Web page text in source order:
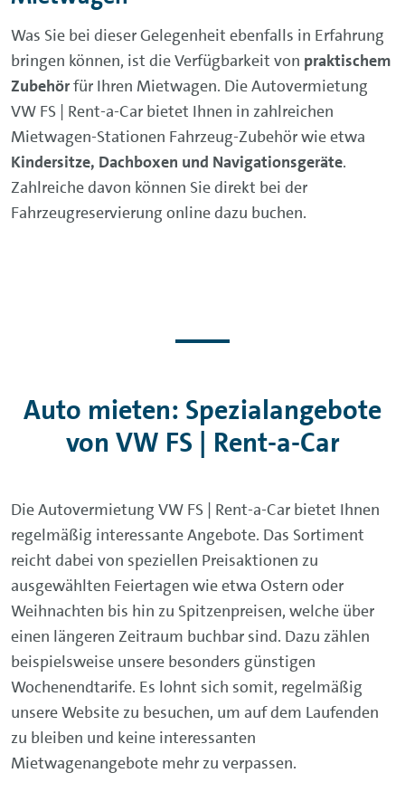
Autovermietung VW FS | Rent-a-Car einen gültigen
Führerschein, einen Ausweis oder Reisepass sowie
eine EC- oder Kreditkarte mitbringen. Vorab
können Sie auch eine gewünschte Abholzeit
vereinbaren und somit entspannt zur Anmietung
aufbrechen.
Fahrzeugschlüssel einem Mitarbeiter vor Ort
Fahrzeug-Rückgabe auch
außerhalb der Öffnungszeiten
Zusätzlich dazu bieten wir Ihnen in zahlreichen
Mietwagen-Stationen die überaus praktische
Möglichkeit an, denMietwagen auch außerhalb der
üblichen Geschäftszeiten zurückzubringen
was Sie dafür tun müssen, ist den Mietwagen am
Rückgabedatum an gewünschter Stelle abzustellen
und die Schlüssel in einen dafür vorgesehen
Nachttresor zu legen. Über die Verfügbarkeit dieses
Was Sie bei dieser Gelegenheit ebenfalls in Erfahrung
bringen können, ist die Verfügbarkeit von praktischem
Zubehörfür Ihren Mietwagen. Die Autovermietung
VW FS | Rent-a-Car bietet Ihnen in zahlreichen
Mietwagen-Stationen Fahrzeug-Zubehör wie etwa
Kindersitze, Dachboxen und Navigationsgeräte.
Zahlreiche davon können Sie direkt bei der
Fahrzeugreservierung online dazu buchen.
Auto mieten: Spezialangebote
von VW FS | Rent-a-Car
Die Autovermietung VW FS | Rent-a-Car bietet Ihnen
regelmäßig interessante Angebote. Das Sortiment
reicht dabei von speziellen Preisaktionen zu
ausgewählten Feiertagen wie etwa Ostern oder
Weihnachten bis hin zu Spitzenpreisen, welche über
einen längeren Zeitraum buchbar sind. Dazu zählen
beispielsweise unsere besonders günstigen
Wochenendtarife. Es lohnt sich somit, regelmäßig
unsere Website zu besuchen, um auf dem Laufenden
zu bleiben und keine interessanten
Mietwagenangebote mehr zu verpassen.